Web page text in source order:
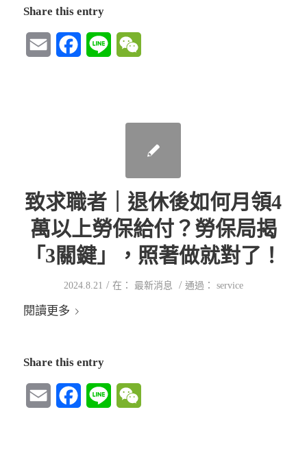
Share this entry
Email FacebookLine
致求職者｜退休後如何月領4
萬以上勞保給付？勞保局揭
「3關鍵」，照著做就對了！
2024.8.21 / 在： 最新消息 / 通過： service
閱讀更多
Share this entry
Email FacebookLine